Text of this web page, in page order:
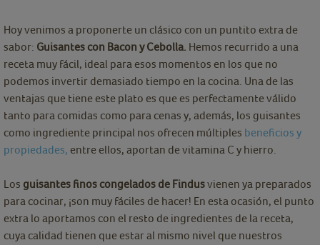
Hoy venimos a proponerte un clásico con un puntito extra de
sabor: Guisantes con Bacon y Cebolla. Hemos recurrido a una
receta muy fácil, ideal para esos momentos en los que no
podemos invertir demasiado tiempo en la cocina. Una de las
ventajas que tiene este plato es que es perfectamente válido
tanto para comidas como para cenas y, además, los guisantes
como ingrediente principal nos ofrecen múltiples beneficios y
propiedades, entre ellos, aportan de vitamina C y hierro.
Los guisantes finos congelados de Findusvienen ya preparados
para cocinar, ¡son muy fáciles de hacer! En esta ocasión, el punto
extra lo aportamos con el resto de ingredientes de la receta,
cuya calidad tienen que estar al mismo nivel que nuestros